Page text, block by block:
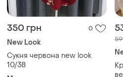
350 грн 0
New Look
Сукня червона new look
10/38